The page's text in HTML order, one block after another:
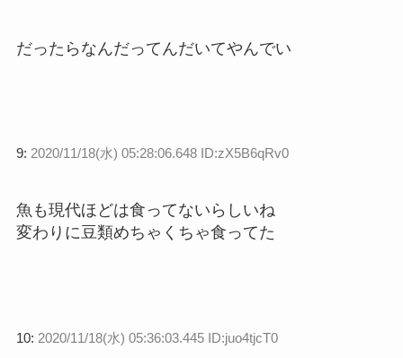
だったらなんだってんだいてやんでい
9: 2020/11/18(水) 05:28:06.648 ID:zX5B6qRv0
魚も現代ほどは食ってないらしいね
変わりに豆類めちゃくちゃ食ってた
10: 2020/11/18(水) 05:36:03.445 ID:juo4tjcT0